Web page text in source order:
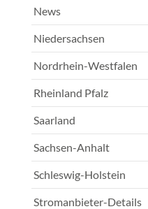
News
Niedersachsen
Nordrhein-Westfalen
Rheinland Pfalz
Saarland
Sachsen-Anhalt
Schleswig-Holstein
Stromanbieter-Details